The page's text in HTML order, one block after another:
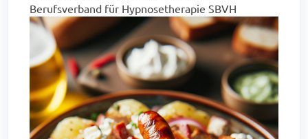
Berufsverband für Hypnosetherapie SBVH